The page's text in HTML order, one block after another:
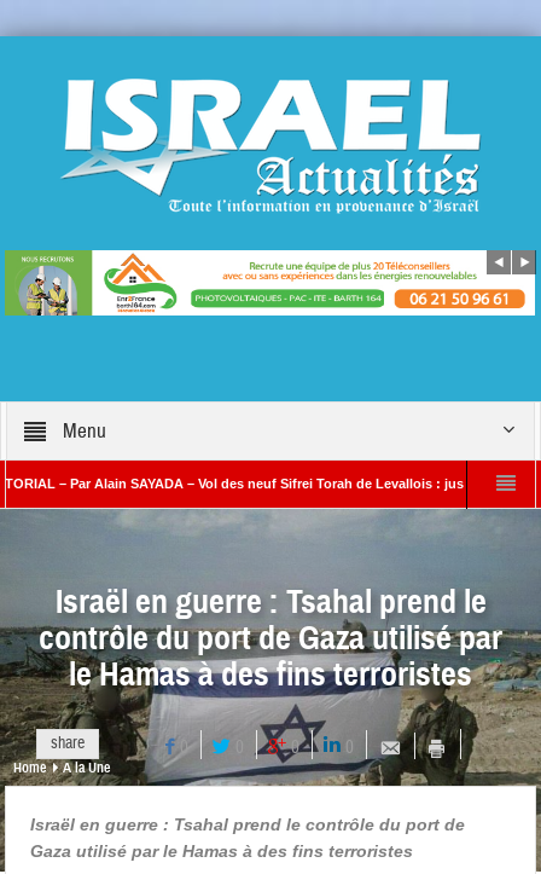
Menu
– Par Alain SAYADA – Vol des neuf Sifrei Torah de Levallois : jusqu’à quand le
Benjamin Netanyahou à l’Iran : « Si vous nous attaquez, notre
Israël en guerre : Tsahal prend le
contrôle du port de Gaza utilisé par
le Hamas à des fins terroristes
share 0 0 0
Home A la Une
Israël en guerre : Tsahal prend le contrôle du port de
Gaza utilisé par le Hamas à des fins terroristes